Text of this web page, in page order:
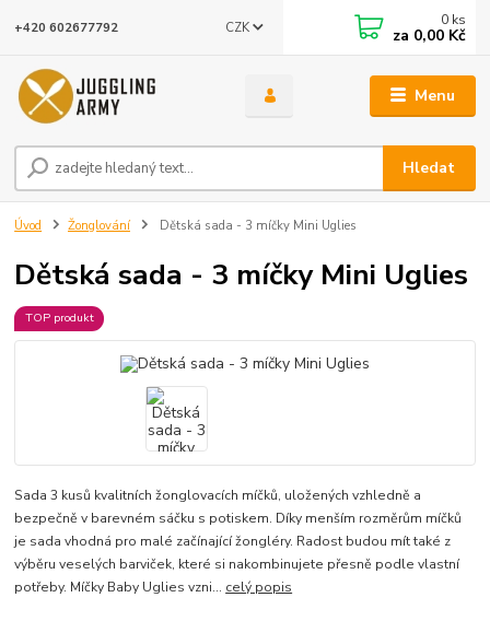
Menu
CZK
Hledat
+420 602677792 0 ks
za 0,00 Kč
Úvod Žonglování Dětská sada - 3 míčky Mini Uglies
Dětská sada - 3 míčky Mini Uglies
TOP produkt
Sada 3 kusů kvalitních žonglovacích míčků, uložených vzhledně a
bezpečně v barevném sáčku s potiskem. Díky menším rozměrům míčků
je sada vhodná pro malé začínající žongléry. Radost budou mít také z
výběru veselých barviček, které si nakombinujete přesně podle vlastní
potřeby. Míčky Baby Uglies vzni... celý popis